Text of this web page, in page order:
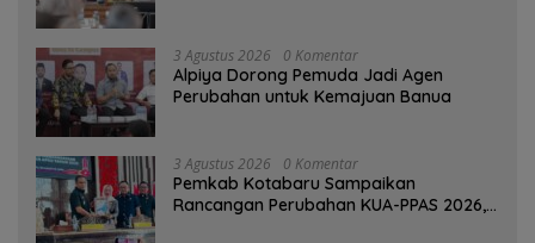
3 Agustus 2026 0 Komentar
‎Alpiya Dorong Pemuda Jadi Agen
Perubahan untuk Kemajuan Banua ‎
3 Agustus 2026 0 Komentar
Pemkab Kotabaru Sampaikan
Rancangan Perubahan KUA-PPAS 2026,